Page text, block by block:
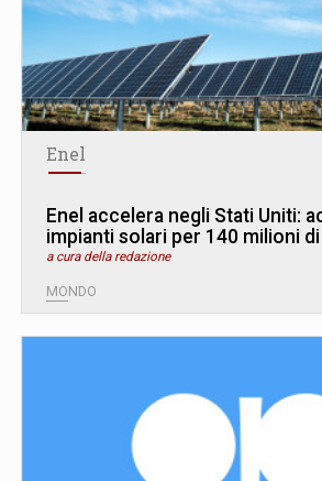
Enel
Enel accelera negli Stati Uniti:
impianti solari per 140 milioni
a cura della redazione
MONDO